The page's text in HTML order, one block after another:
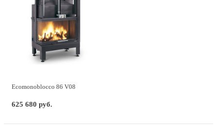
Ecomonoblocco 86 V08
625 680 руб.